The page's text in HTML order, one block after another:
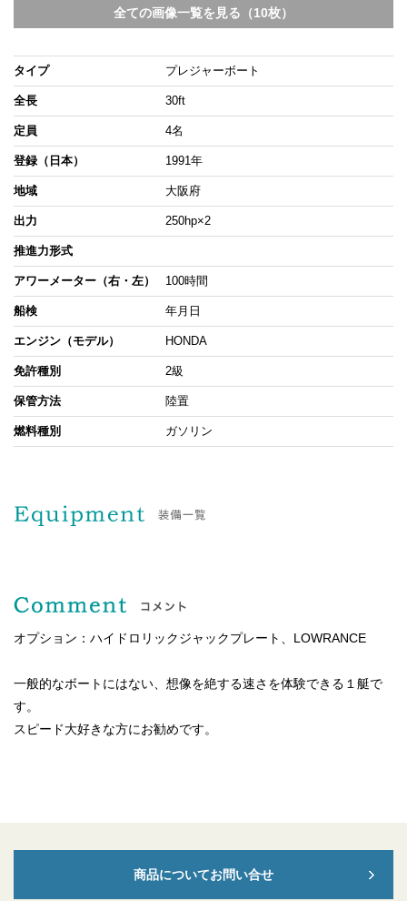
全ての画像一覧を見る（10枚）
タイプ プレジャーボート
全長 30ft
定員 4名
登録（日本） 1991年
地域 大阪府
出力 250hp×2
推進力形式
アワーメーター（右・左） 100時間
船検 年月日
エンジン（モデル） HONDA
免許種別 2級
保管方法 陸置
燃料種別 ガソリン
オプション：ハイドロリックジャックプレート、LOWRANCE
一般的なボートにはない、想像を絶する速さを体験できる１艇で
す。
スピード大好きな方にお勧めです。
商品についてお問い合せ